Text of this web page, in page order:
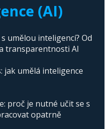
(AI)
umělou inteligencí? Od
transparentnosti AI
jak umělá inteligence
proč je nutné učit se s
opatrně